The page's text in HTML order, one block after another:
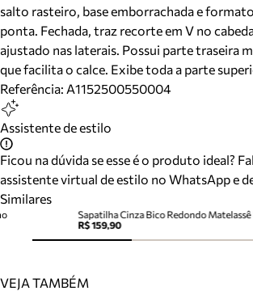
salto rasteiro, base emborrachada e
ponta. Fechada, traz recorte em V no
ajustado nas laterais. Possui parte traseira
que facilita o calce. Exibe toda a parte
Referência: A1152500550004
Assistente de estilo
Ficou na dúvida se esse é o produto ideal?
assistente virtual de estilo no WhatsApp e
Similares
Sapatilha Cinza Bico Redondo Matelassê
R$ 159,90
VEJA TAMBÉM